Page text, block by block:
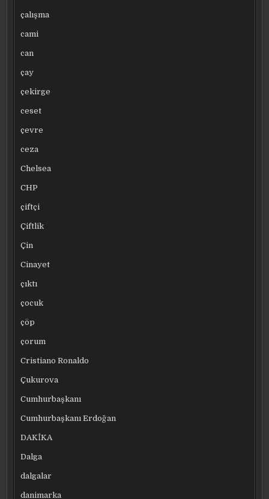
çalışma
cami
can
çay
çekirge
ceset
çevre
ceza
Chelsea
CHP
çiftçi
Çiftlik
Çin
Cinayet
çıktı
çocuk
çöp
çorum
Cristiano Ronaldo
Çukurova
Cumhurbaşkanı
Cumhurbaşkanı Erdoğan
DAKİKA
Dalga
dalgalar
danimarka